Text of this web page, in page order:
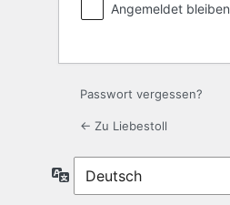
Angemeldet bleiben
Passwort vergessen?
← Zu Liebestoll
Sprache